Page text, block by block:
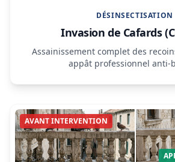
DÉSINSECTISATION
Invasion de Cafards
Assainissement complet des
appât professionnel anti-
AVANT INTERVENTION